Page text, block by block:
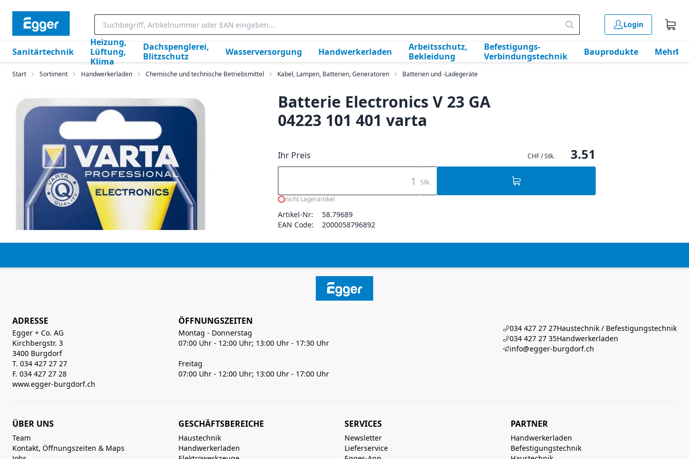
Login
Sanitärtechnik
Heizung,
Lüftung,
Klima
Dachspenglerei,
Blitzschutz
Wasserversorgung Handwerkerladen
Arbeitsschutz,
Bekleidung
Befestigungs-
Verbindungstechnik
Bauprodukte Mehr
Start Sortiment Handwerkerladen Chemische und technische Betriebsmittel Kabel, Lampen, Batterien, Generatoren Batterien und -Ladegeräte
Batterie Electronics V 23 GA
04223 101 401 varta
Ihr Preis CHF / Stk. 3.51
Stk.
nicht Lagerartikel
Artikel-Nr:
58.79689
EAN Code:
2000058796892
ADRESSE
Egger + Co. AG
Kirchbergstr. 3
3400 Burgdorf
T. 034 427 27 27
F. 034 427 27 28
www.egger-burgdorf.ch
ÖFFNUNGSZEITEN
Montag - Donnerstag
07:00 Uhr - 12:00 Uhr; 13:00 Uhr - 17:30 Uhr
Freitag
07:00 Uhr - 12:00 Uhr; 13:00 Uhr - 17:00 Uhr
034 427 27 27Haustechnik / Befestigungstechnik
034 427 27 35Handwerkerladen
info@egger-burgdorf.ch
ÜBER UNS
Team
Kontakt, Öffnungszeiten & Maps
GESCHÄFTSBEREICHE
Haustechnik
Handwerkerladen
SERVICES
Newsletter
Lieferservice
PARTNER
Handwerkerladen
Befestigungstechnik